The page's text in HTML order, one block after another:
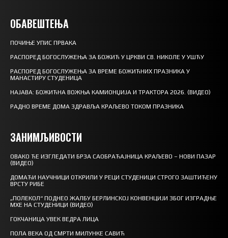
ОБАВЕШТЕЊА
ПОЧИЊЕ УПИС ПРВАКА
РАСПОРЕД БОГОСЛУЖЕЊА ЗА БОЖИЋ У ЦРКВИ СВ. НИКОЛЕ У УШЋУ
РАСПОРЕД БОГОСЛУЖЕЊА ЗА ВРЕМЕ БОЖИЋНИХ ПРАЗНИКА У
МАНАСТИРУ СТУДЕНИЦА
НАЈАВА: БОЖИЋНА ВОЖЊА КАМИОНЏИЈА И ТРАКТОРА 2026. (ВИДЕО)
РАДНО ВРЕМЕ ДОМА ЗДРАВЉА КРАЉЕВО ТОКОМ ПРАЗНИКА
ЗАНИМЉИВОСТИ
ОВАКО ЋЕ ИЗГЛЕДАТИ БРЗА САОБРАЋАЈНИЦА КРАЉЕВО – НОВИ ПАЗАР
(ВИДЕО)
ДОМАЋИ НАУЧНИЦИ ОТКРИЛИ У РЕЦИ СТУДЕНИЦИ СТРОГО ЗАШТИЋЕНУ
ВРСТУ РИБЕ
„ПОЛЕКОЛ“ ПОДНЕО ЖАЛБУ БЕРЛИНСКОЈ КОНВЕНЦИЈИ ЗБОГ ИЗГРАДЊЕ
МХЕ НА СТУДЕНИЦИ (ВИДЕО)
ГОКЧАНИЦА УВЕК ВЕДРА ЛИЦА
ПОЛА ВЕКА ОД СМРТИ МИЛУНКЕ САВИЋ